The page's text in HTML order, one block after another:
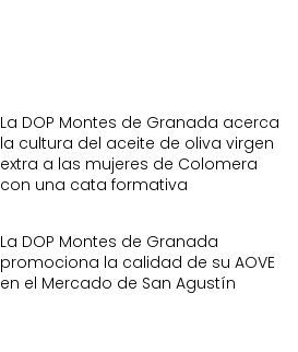
La DOP Montes de Granada acerca
la cultura del aceite de oliva virgen
extra a las mujeres de Colomera
con una cata formativa
La DOP Montes de Granada
promociona la calidad de su AOVE
en el Mercado de San Agustín